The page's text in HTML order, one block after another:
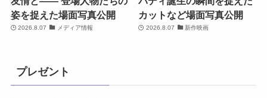
姿を捉えた場面写真公開
2026.8.07 メディア情報
カットなど場面写真公開
2026.8.07 新作映画
プレゼント